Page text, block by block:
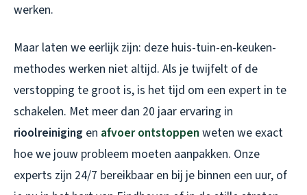
werken.
Maar laten we eerlijk zijn: deze huis-tuin-en-keuken-
methodes werken niet altijd. Als je twijfelt of de
verstopping te groot is, is het tijd om een expert in te
schakelen. Met meer dan 20 jaar ervaring in
rioolreiniging en afvoer ontstoppen weten we exact
hoe we jouw probleem moeten aanpakken. Onze
experts zijn 24/7 bereikbaar en bij je binnen een uur, of